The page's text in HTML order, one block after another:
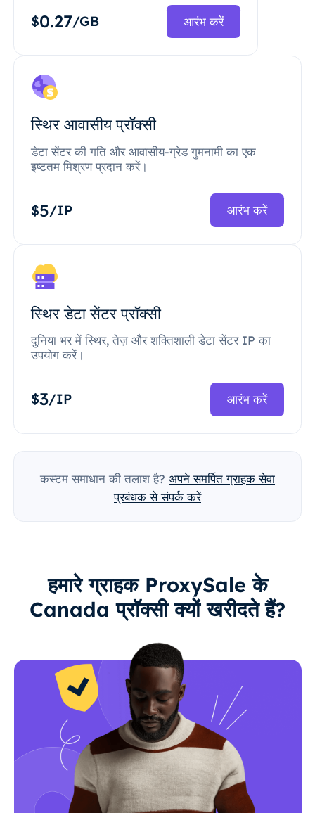
$0.27/GB आरंभ करें
स्थिर आवासीय प्रॉक्सी
डेटा सेंटर की गति और आवासीय-ग्रेड गुमनामी का एक
इष्टतम मिश्रण प्रदान करें।
$5/IP आरंभ करें
स्थिर डेटा सेंटर प्रॉक्सी
दुनिया भर में स्थिर, तेज़ और शक्तिशाली डेटा सेंटर IP का
उपयोग करें।
$3/IP आरंभ करें
कस्टम समाधान की तलाश है? अपने समर्पित ग्राहक सेवा
प्रबंधक से संपर्क करें
हमारे ग्राहक ProxySale के
Canada प्रॉक्सी क्यों खरीदते हैं?